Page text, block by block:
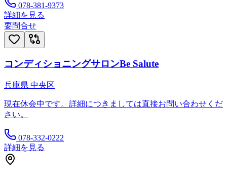
078-381-9373
詳細を見る
要問合せ
コンディショニングサロンBe Salute
兵庫県 中央区
現在休会中です。詳細につきましては直接お問い合わせくだ
さい。
078-332-0222
詳細を見る